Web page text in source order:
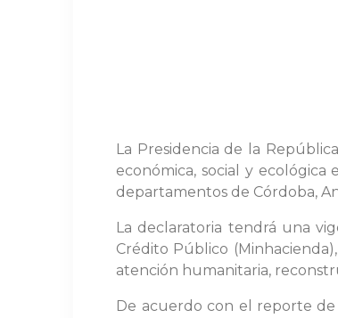
La Presidencia de la
económica, social y
departamentos de Córdoba,
La declaratoria tendrá una
Crédito Público
atención humanitaria,
De acuerdo con el reporte de